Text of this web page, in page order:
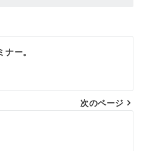
ー。
次のページ